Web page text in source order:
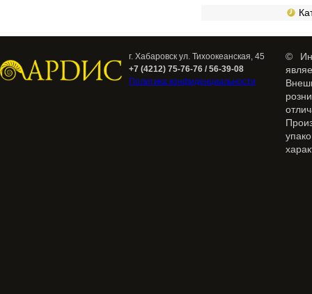
г. Хабаровск ул. Тихоокеанская, 45
+7 (4212) 75-76-76 / 56-39-08
Политика конфиденциальности
©